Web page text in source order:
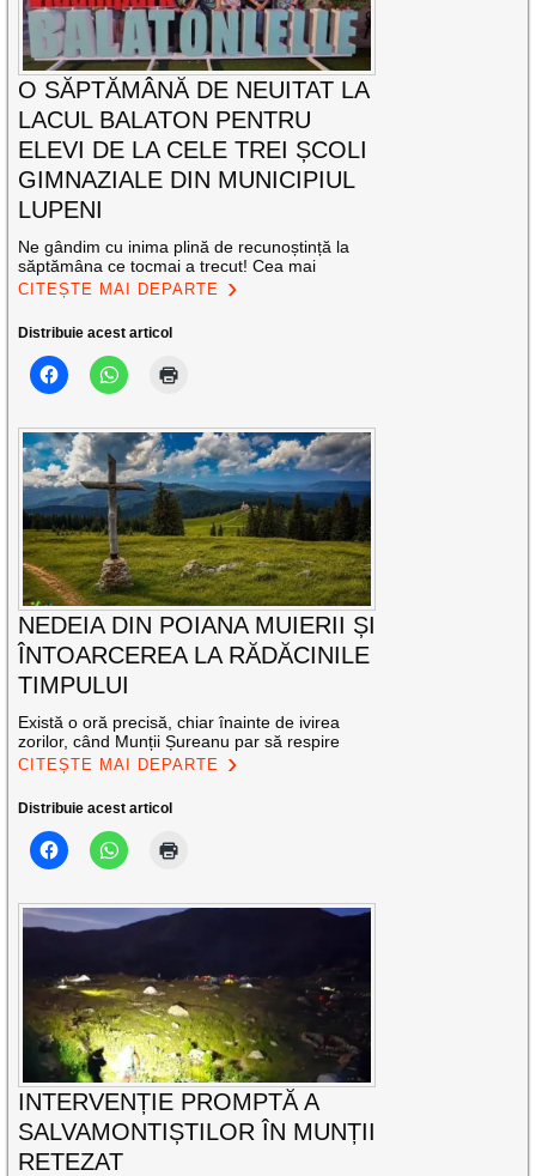
O SĂPTĂMÂNĂ DE NEUITAT LA
LACUL BALATON PENTRU
ELEVI DE LA CELE TREI ȘCOLI
GIMNAZIALE DIN MUNICIPIUL
LUPENI
Ne gândim cu inima plină de recunoștință la
săptămâna ce tocmai a trecut! Cea mai
CITEȘTE MAI DEPARTE
Distribuie acest articol
NEDEIA DIN POIANA MUIERII ȘI
ÎNTOARCEREA LA RĂDĂCINILE
TIMPULUI
Există o oră precisă, chiar înainte de ivirea
zorilor, când Munții Șureanu par să respire
CITEȘTE MAI DEPARTE
Distribuie acest articol
INTERVENȚIE PROMPTĂ A
SALVAMONTIȘTILOR ÎN MUNȚII
RETEZAT